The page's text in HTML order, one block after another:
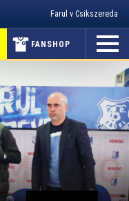
Farul v Csikszereda
FANSHOP